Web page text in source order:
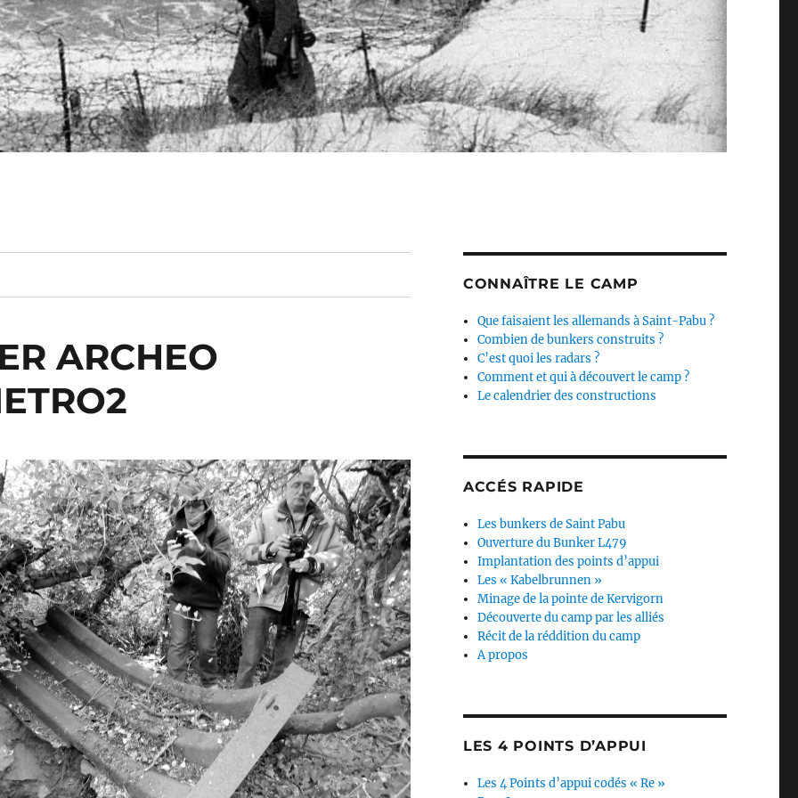
ARCHEO
CONNAÎTRE LE CAMP
Que faisaient les allemands à Saint-Pabu ?
Combien de bunkers construits ?
C’est quoi les radars ?
Comment et qui à découvert le camp ?
Le calendrier des constructions
ACCÉS RAPIDE
Les bunkers de Saint Pabu
Ouverture du Bunker L479
Implantation des points d’appui
Les « Kabelbrunnen »
Minage de la pointe de Kervigorn
Découverte du camp par les alliés
Récit de la réddition du camp
A propos
LES 4 POINTS D’APPUI
Les 4 Points d’appui codés « Re »